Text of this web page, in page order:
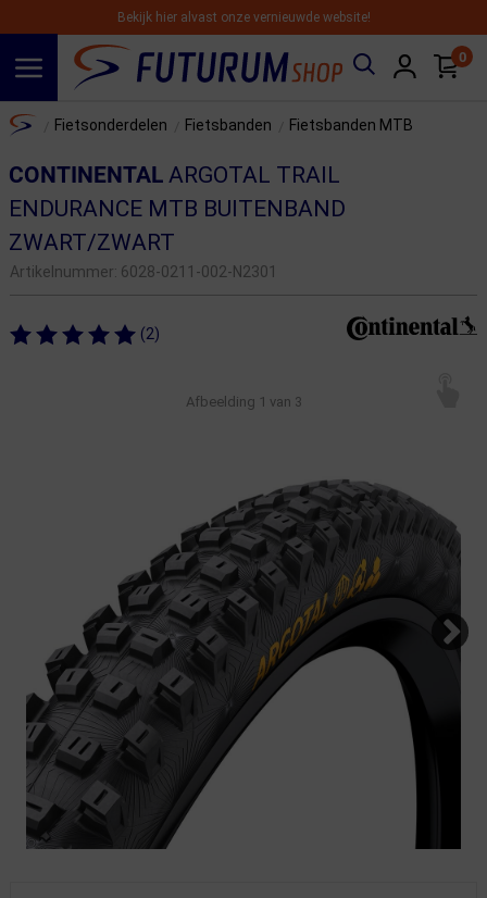
Bekijk hier alvast onze vernieuwde website!
0
Home Fietsonderdelen Fietsbanden Fietsbanden MTB
CONTINENTALARGOTAL TRAIL
ENDURANCE MTB BUITENBAND
ZWART/ZWART
Artikelnummer: 6028-0211-002-N2301
(2)
Afbeelding 1 van 3